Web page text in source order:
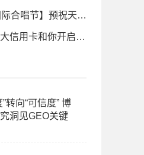
【第11届佛罗伦萨国际合唱节】预祝天使少年斩获佳绩，为国争光！
相约无锡南长街，光大信用卡和你开启美食之旅！
”转向“可信度” 博
洞见GEO关键